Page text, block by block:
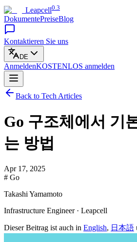
Leapcell0.3
DokumentePreiseBlog
Kontaktieren Sie uns
DE
AnmeldenKOSTENLOS anmelden
Back to Tech Articles
Go 구조체에서 기
는 방법
Apr 17, 2025
# Go
Takashi Yamamoto
Infrastructure Engineer · Leapcell
Dieser Beitrag ist auch in English, 日本語